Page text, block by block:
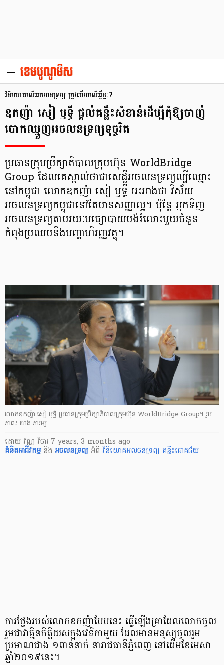
វិនិយោគលើ​អចលនទ្រព្យ ត្រូវមើល​លើ​អ្វីខ្លះ?
ឧកញ៉ា សៀ ឫទ្ធី ផ្តល់​គន្លឹះ​សំខាន់​ដើម្បី​កុំ​ឱ្យ​ចាញ់​
បោក​ឈ្មួញ​អចលន​ទ្រព្យ​ទុច្ចរិត
ប្រធាន​ក្រុមប្រឹក្សាភិបាល​ក្រុមហ៊ុន WorldBridge
Group ដែល​គេ​ស្គាល់​ថា​ជា​សេដ្ឋី​អចលនទ្រព្យ​ល្បី​ឈ្មោះ​​​
នៅ​កម្ពុជា លោក​ឧកញ៉ា សៀ ឫទ្ធី អះអាង​ថា វិស័យ​
អចលនទ្រព្យ​កម្ពុជា​នៅ​តែ​មាន​សញ្ញា​ល្អ។ ប៉ុន្តែ អ្នក​ទិញ​
អចលនទ្រព្យ​តាមរយៈ​មធ្យោបាយ​បង់​រំលោះ​មួយ​ចំនួន
កំពុង​ប្រឈម​នឹង​បញ្ហា​ហិរញ្ញវត្ថុ។
លោកឧកញ៉ា សៀ ឫទ្ធី ប្រធាន​ក្រុមប្រឹក្សាភិបាល​ក្រុមហ៊ុន WorldBridge Group។ រូប
ភាព៖ ហេង ភារម្យ
ដោយ វណ្ណ វិចារ 7 years, 3 months ago
គំនិតអាជីវកម្មនិង អចលនទ្រព្យ អំពី វិនិយោគអលចនទ្រព្យ គន្លឹះជោគជ័យ
ការ​ថ្លែង​របស់​លោក​ឧកញ៉ា​បែប​នេះ ធ្វើ​ឡើង​គ្រា​ដែល​លោក​ចូល
រួម​ជា​វាគ្មិន​កិត្តិយស​ក្នុង​វេទិកា​មួយ ដែល​មាន​មនុស្ស​ចូលរួម​
ប្រមាណ​ជាង ១​ពាន់​នាក់ នា​រាជ​ធានី​ភ្នំពេញ នៅ​ដើម​ខែ​មេសា
ឆ្នាំ​២០១៩​នេះ។